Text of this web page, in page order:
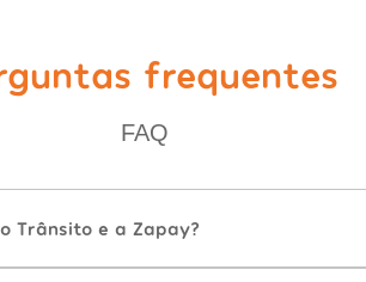
frequentes
FAQ
Trânsito e a Zapay?